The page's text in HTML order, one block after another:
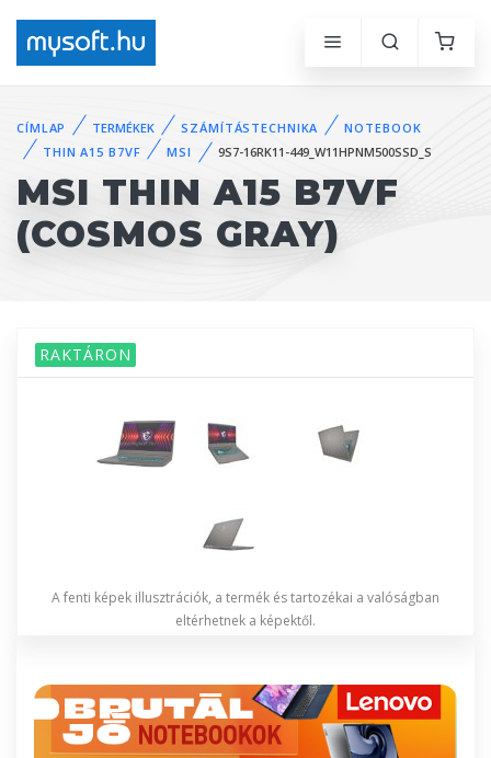
CÍMLAP TERMÉKEK SZÁMÍTÁSTECHNIKA
NOTEBOOK
THIN A15 B7VF
MSI 9S7-16RK11-449_W11HPNM500SSD_S
MSI THIN A15 B7VF
(COSMOS GRAY)
RAKTÁRON
A fenti képek illusztrációk, a termék és tartozékai a valóságban
eltérhetnek a képektől.